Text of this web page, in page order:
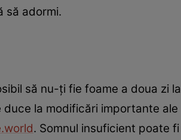
să adormi.
să nu-ți fie foame a doua zi la
la modificări importante ale
. Somnul insuficient poate fi